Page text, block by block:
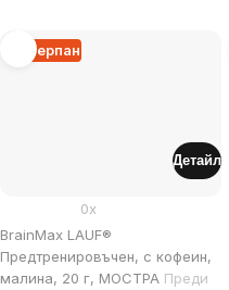
Изчерпан
BrainMax LAUF®
Предтренировъчен, с кофеин,
малина, 20 г, МОСТРА Преди
0x
Детайл